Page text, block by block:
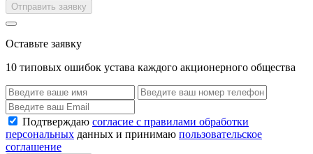
Отправить заявку
Оставьте заявку
10 типовых ошибок устава каждого акционерного общества
Подтверждаю согласие с правилами обработки
персональных данных и принимаю пользовательское
соглашение